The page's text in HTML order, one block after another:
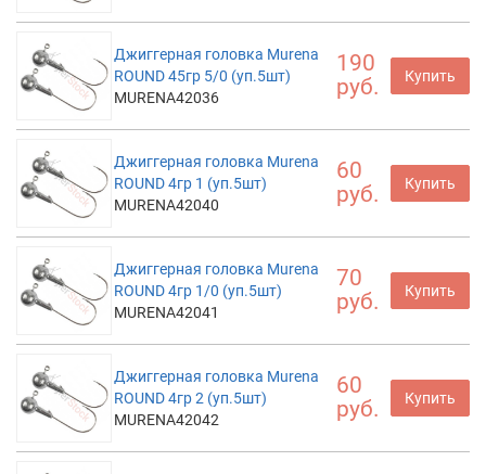
Джиггерная головка Murena
ROUND 45гр 5/0 (уп.5шт)
MURENA42036
190
руб.
Купить
Джиггерная головка Murena
ROUND 4гр 1 (уп.5шт)
MURENA42040
60
руб.
Купить
Джиггерная головка Murena
ROUND 4гр 1/0 (уп.5шт)
MURENA42041
70
руб.
Купить
Джиггерная головка Murena
ROUND 4гр 2 (уп.5шт)
MURENA42042
60
руб.
Купить